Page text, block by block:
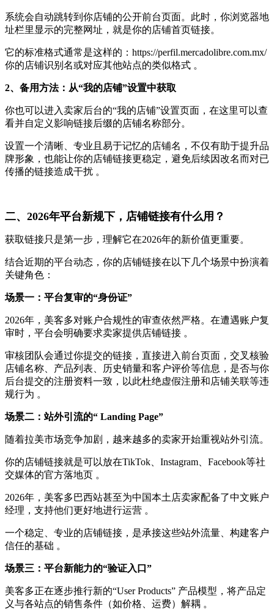
系统会自动跳转到你店铺的公开前台页面。此时，你浏览器地
址栏里显示的完整网址，就是你的店铺首页链接。
它的标准格式通常是这样的：https://perfil.mercadolibre.com.mx/
你的店铺识别名或对应其他站点的类似格式 。
2、备用方法：从“我的店铺”设置中获取
你也可以进入卖家后台的“我的店铺”设置页面，在这里可以查
看并自定义影响链接后缀的店铺名称部分。
设置一个清晰、专业且易于记忆的店铺名，不仅有助于提升品
牌形象，也能让你的店铺链接更稳定，避免后续因改名而对已
传播的链接造成干扰 。
二、2026年平台新规下，店铺链接有什么用？
获取链接只是第一步，理解它在2026年的新价值更重要。
结合近期的平台动态，你的店铺链接在以下几个场景中扮演着
关键角色：
场景一：平台复审的“身份证”
2026年，美客多对账户合规性的审查依然严格。在遭遇账户复
审时，平台会明确要求卖家提供店铺链接 。
审核团队会通过你提交的链接，直接进入前台页面，交叉核验
店铺名称、产品列表、历史销量和客户评价等信息，是否与你
后台提交的注册资料一致，以此杜绝虚假注册和店铺关联等违
规行为 。
场景二：站外引流的“ Landing Page”
随着拉美市场竞争加剧，越来越多的卖家开始重视站外引流。
你的店铺链接就是可以放在TikTok、Instagram、Facebook等社
交媒体的官方落地页 。
2026年，美客多巴西站甚至为中国本土店卖家配备了中文账户
经理，支持他们更好地进行运营 。
一个稳定、专业的店铺链接，是承接这些站外流量、构建客户
信任的基础 。
场景三：平台新能力的“验证入口”
美客多正在逐步推行新的“User Products” 产品模型，将产品定
义与各站点的销售条件（如价格、运费）解耦 。